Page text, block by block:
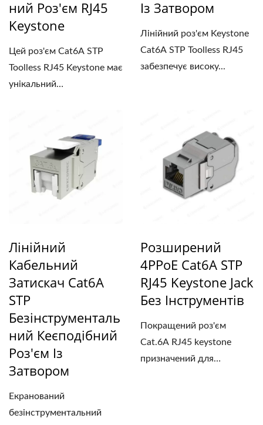
Ний Роз'єм RJ45
Keystone
Цей роз'єм Cat6A STP
Toolless RJ45 Keystone має
унікальний
Із Затвором
Лінійний роз'єм Keystone
Cat6A STP Toolless RJ45
забезпечує високу...
Лінійний
Кабельний
Затискач Cat6A
STP
Безінструменталь
Ний Кеєподібний
Роз'єм Із
Затвором
Екранований
безінструментальний
Розширений
4PPoE Cat6A STP
RJ45 Keystone Jack
Без Інструментів
Покращений роз'єм
Cat.6A RJ45 keystone
призначений для